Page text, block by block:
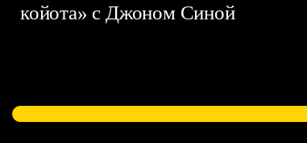
койота» с Джоном Синой